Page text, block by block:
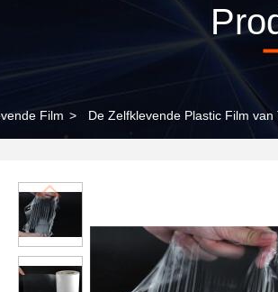
Film > De Zelfklevende Plastic Film